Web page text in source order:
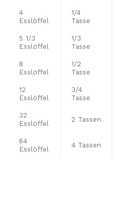
4
Esslöffel
1/4
Tasse
5 1/3
Esslöffel
1/3
Tasse
8
Esslöffel
1/2
Tasse
12
Esslöffel
3/4
Tasse
32
Esslöffel
2 Tassen
64
Esslöffel
4 Tassen